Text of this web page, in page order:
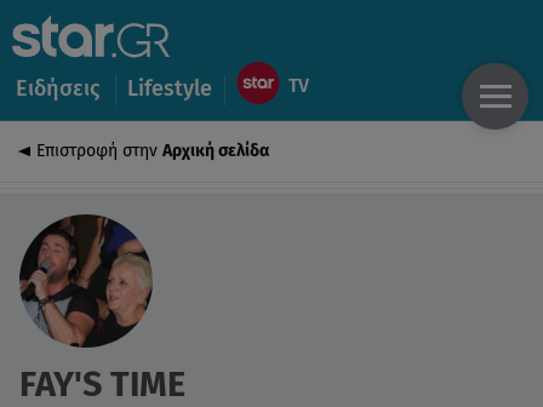
Ειδήσεις Lifestyle
Επιστροφή στην Αρχική σελίδα
FAY'S TIME